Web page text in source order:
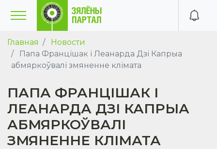
Главная
Новости
Папа Францішак і Леанарда Дзі Капрыа
абмяркоўвалі змяненне клімата
ПАПА ФРАНЦІШАК І
ЛЕАНАРДА ДЗІ КАПРЫА
АБМЯРКОЎВАЛІ
ЗМЯНЕННЕ КЛІМАТА